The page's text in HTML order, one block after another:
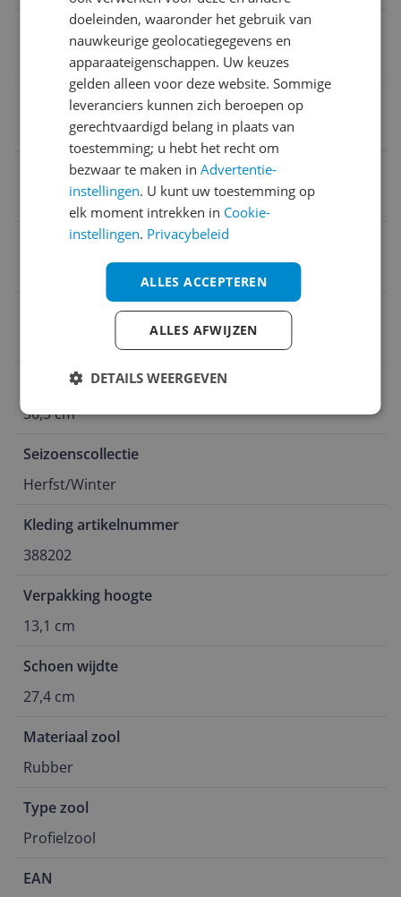
Uitneembare zool
Verpakking breedte
27,4 cm
Maatadvies
Valt normaal: bestel je eigen maat
Verpakking lengte
36,3 cm
Seizoenscollectie
Herfst/Winter
Kleding artikelnummer
388202
Verpakking hoogte
13,1 cm
Schoen wijdte
27,4 cm
Materiaal zool
Rubber
Type zool
Profielzool
EAN
doeleinden, waaronder het gebruik van
nauwkeurige geolocatiegegevens en
apparaateigenschappen. Uw keuzes
gelden alleen voor deze website. Sommige
leveranciers kunnen zich beroepen op
gerechtvaardigd belang in plaats van
toestemming; u hebt het recht om
bezwaar te maken inAdvertentie-
instellingen. U kunt uw toestemming op
elk moment intrekken in Cookie-
instellingen. Privacybeleid
ALLES ACCEPTEREN
ALLES AFWIJZEN
DETAILS WEERGEVEN